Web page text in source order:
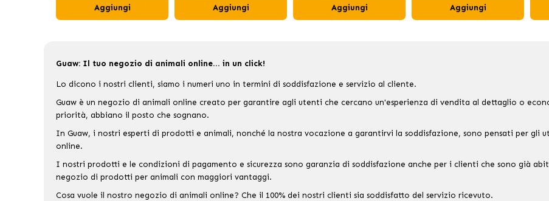
Aggiungi Aggiungi Aggiungi Aggiungi
Guaw: Il tuo negozio di animali online... in un click!
Lo dicono i nostri clienti, siamo i numeri uno in termini di soddisfazione e servizio al cliente.
Guaw è un negozio di animali online creato per garantire agli utenti che cercano un'esperienza di vendita al dettaglio o
priorità, abbiano il posto che sognano.
In Guaw, i nostri esperti di prodotti e animali, nonché la nostra vocazione a garantirvi la soddisfazione, sono pensati per gli
online.
I nostri prodotti e le condizioni di pagamento e sicurezza sono garanzia di soddisfazione anche per i clienti che sono già
negozio di prodotti per animali con maggiori vantaggi.
Cosa vuole il nostro negozio di animali online? Che il 100% dei nostri clienti sia soddisfatto del servizio ricevuto.